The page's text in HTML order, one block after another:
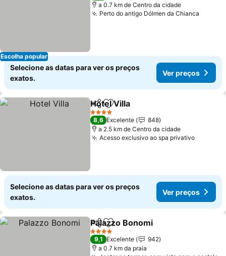
Escolha popular
a 0.7 km de Centro da cidade
Perto do antigo Dólmen da Chianca
Selecione as datas para ver os preços
exatos.
Ver preços
PartilharAdicionar aos favoritos
Hotel Villa
4 Estrelas
8,6 Excelente
848
a 2.5 km de Centro da cidade
Acesso exclusivo ao spa privativoVer
Selecione as datas para ver os preços
exatos.
Ver preços
PartilharAdicionar aos favoritos
Palazzo Bonomi
4 Estrelas
9,1 Excelente
942
a 0.7 km da praia